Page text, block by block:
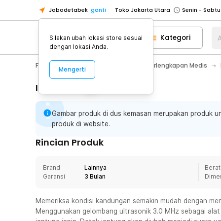
Jabodetabek ganti Toko Jakarta Utara
Toko Tangerang
Toko Cikupa
Pick n Go Jakarta Barat
Senin -
Pick n Go Bekasi
Senin - Jumat
Senin - Jumat
Senin -
Toko Jakarta Barat
Senin -
Senin -
Senin - Jumat
Pick n Go Depok
Senin - Jumat
Kategori
Fashion, Make Up & Beauty Care Perlengkapan Medis
Informasi Penting
Gambar produk di dus kemasan merupakan produk
produk di website.
Rincian Produk
Brand
Lainnya
Garansi
3 Bulan
Memeriksa kondisi kandungan semakin mudah dengan
Menggunakan gelombang ultrasonik 3.0 MHz sebagai
Silakan ubah lokasi store sesuai
dengan lokasi Anda.
Mengerti